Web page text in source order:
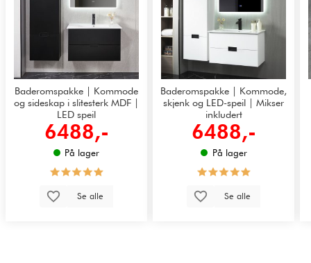
Baderomspakke | Kommode
og sideskap i slitesterk MDF |
LED speil
6488,-
På lager
Se alle
Baderomspakke | Kommode,
skjenk og LED-speil | Mikser
inkludert
6488,-
På lager
Se alle